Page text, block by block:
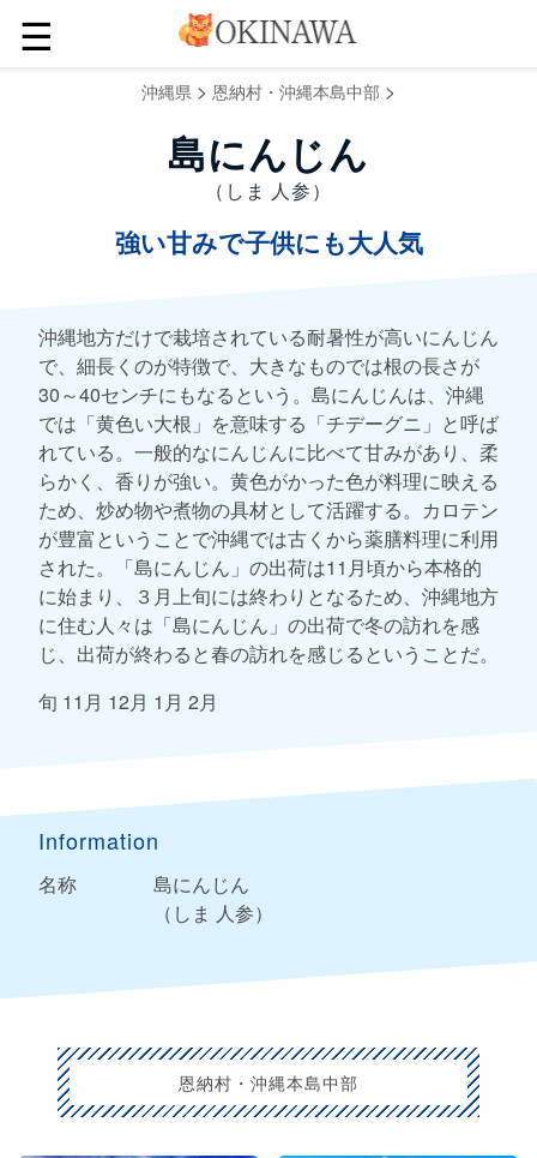
☰
沖縄県 > 恩納村・沖縄本島中部 >
島にんじん
（しま 人参）
強い甘みで子供にも大人気
沖縄地方だけで栽培されている耐暑性が高いにんじん
で、細長くのが特徴で、大きなものでは根の長さが
30～40センチにもなるという。島にんじんは、沖縄
では「黄色い大根」を意味する「チデーグニ」と呼ば
れている。一般的なにんじんに比べて甘みがあり、柔
らかく、香りが強い。黄色がかった色が料理に映える
ため、炒め物や煮物の具材として活躍する。カロテン
が豊富ということで沖縄では古くから薬膳料理に利用
された。「島にんじん」の出荷は11月頃から本格的
に始まり、３月上旬には終わりとなるため、沖縄地方
に住む人々は「島にんじん」の出荷で冬の訪れを感
じ、出荷が終わると春の訪れを感じるということだ。
旬 11月 12月 1月 2月
Information
名称
島にんじん
（しま 人参）
恩納村・沖縄本島中部